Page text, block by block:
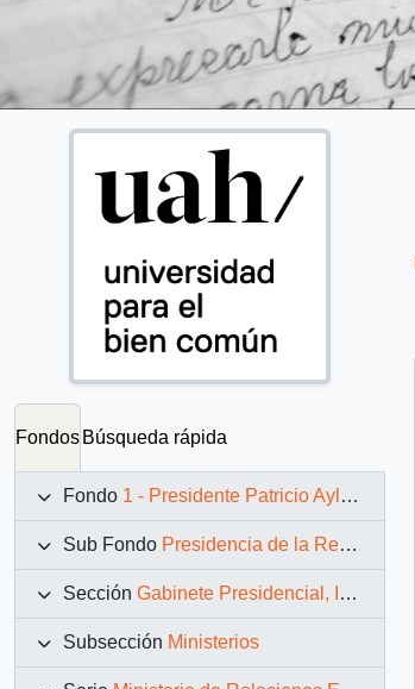
Fondos Búsqueda rápida
Fondo 1 - Presidente Patricio Aylwin Azócar (1990-1994)
Sub Fondo Presidencia de la República (11 marzo 1990 – 11 marzo 1994)
Sección Gabinete Presidencial, Instituciones y Servicios
Subsección Ministerios